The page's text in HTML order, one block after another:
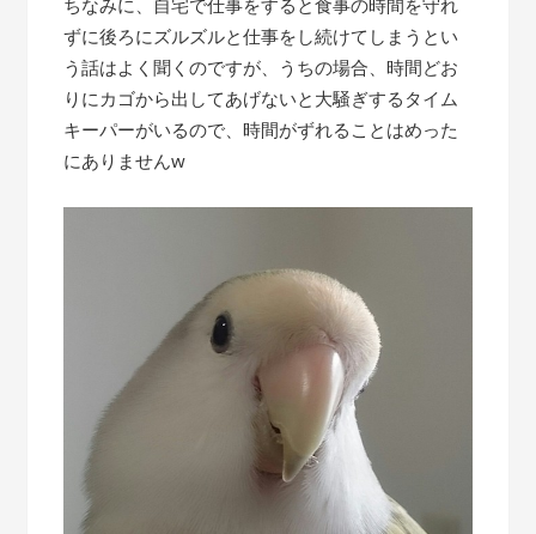
ちなみに、自宅で仕事をすると食事の時間を守れ
ずに後ろにズルズルと仕事をし続けてしまうとい
う話はよく聞くのですが、うちの場合、時間どお
りにカゴから出してあげないと大騒ぎするタイム
キーパーがいるので、時間がずれることはめった
にありませんw